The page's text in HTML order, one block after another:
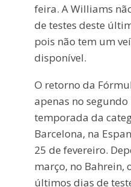
feira. A Williams
de testes deste
pois não tem um
disponível.
O retorno da
apenas no
temporada da
Barcelona, na
25 de fevereiro.
março, no Bahrein,
últimos dias de